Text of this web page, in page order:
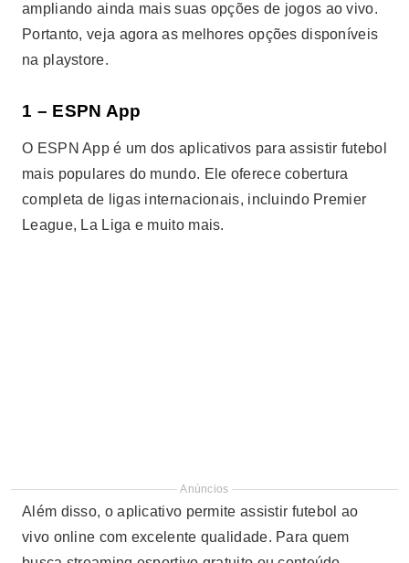
ampliando ainda mais suas opções de jogos ao vivo.
Portanto, veja agora as melhores opções disponíveis
na playstore.
1 – ESPN App
O ESPN App é um dos aplicativos para assistir futebol
mais populares do mundo. Ele oferece cobertura
completa de ligas internacionais, incluindo Premier
League, La Liga e muito mais.
Anúncios
Além disso, o aplicativo permite assistir futebol ao
vivo online com excelente qualidade. Para quem